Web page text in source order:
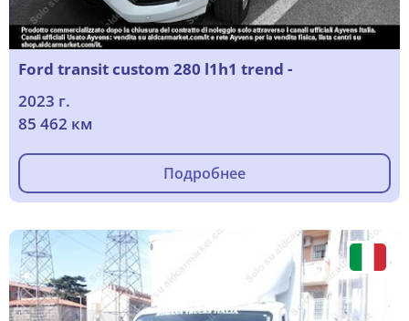
Ford transit custom 280 l1h1 trend -
2023 г.
85 462 км
Подробнее